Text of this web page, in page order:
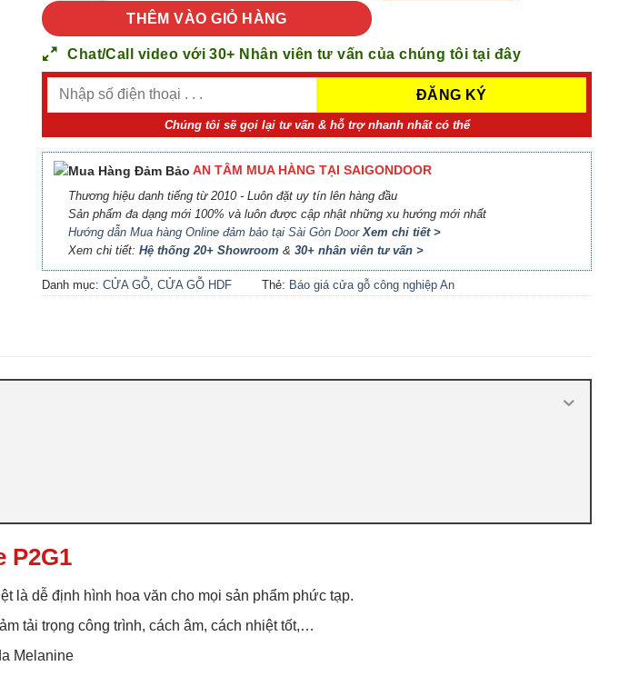
THÊM VÀO GIỎ HÀNG
Chat/Call video với 30+ Nhân viên tư vấn của chúng tôi tại đây
Chúng tôi sẽ gọi lại tư vấn & hỗ trợ nhanh nhất có thể
AN TÂM MUA HÀNG TẠI SAIGONDOOR
Thương hiệu danh tiếng từ 2010 - Luôn đặt uy tín lên hàng đầu
Sản phẩm đa dạng mới 100% và luôn được cập nhật những xu hướng mới nhất
Hướng dẫn Mua hàng Online đảm bảo tại Sài Gòn DoorXem chi tiết >
Xem chi tiết: Hệ thống 20+ Showroom & 30+ nhân viên tư vấn >
Danh mục: CỬA GỖ, CỬA GỖ HDF
Thẻ: Báo giá cửa gỗ công nghiệp An
Laminate,Cửa gỗ MDF Melamine,Cửa
P2G1
là dễ định hình hoa văn cho mọi sản phẩm phức tạp.
tải trọng công trình, cách âm, cách nhiệt tốt,…
Melanine